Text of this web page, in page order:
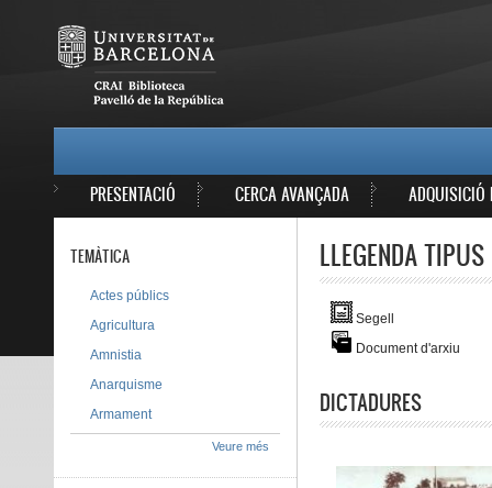
PRESENTACIÓ CERCA AVANÇADA ADQUISICIÓ
LLEGENDA
Segell
Document d'arxiu
DICTADURES
TEMÀTICA
Actes públics
Agricultura
Amnistia
Anarquisme
Armament
Veure més